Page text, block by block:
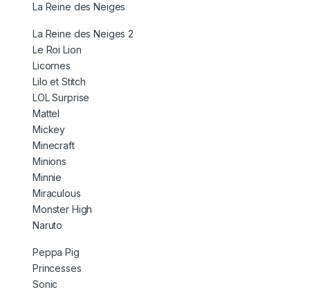
La Reine des Neiges
La Reine des Neiges 2
Le Roi Lion
Licornes
Lilo et Stitch
LOL Surprise
Mattel
Mickey
Minecraft
Minions
Minnie
Miraculous
Monster High
Naruto
Peppa Pig
Princesses
Sonic